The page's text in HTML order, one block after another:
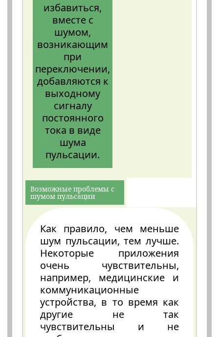
избавиться,
вместе с
шумом,
возникающим
при
переключении,
добавляются к
выходному
сигналу
постоянного
тока в виде
шума
пульсации.
Возможные проблемы с
шумом пульсации
Как правило, чем меньше
шум пульсации, тем лучше.
Некоторые приложения
очень чувствительны,
например, медицинские и
коммуникационные
устройства, в то время как
другие не так
чувствительны и не